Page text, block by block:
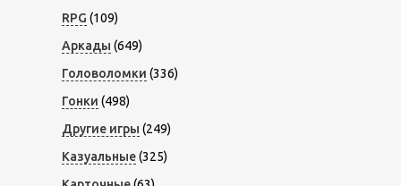
RPG (109)
Аркады (649)
Головоломки (336)
Гонки (498)
Другие игры (249)
Казуальные(325)